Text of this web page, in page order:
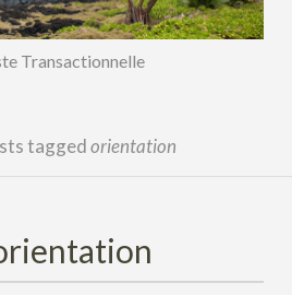
Transactionnelle
taggedorientation